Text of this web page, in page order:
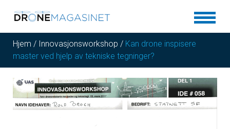
Hjem / Innovasjonsworkshop / Kan drone inspisere
master ved hjelp av tekniske tegninger?